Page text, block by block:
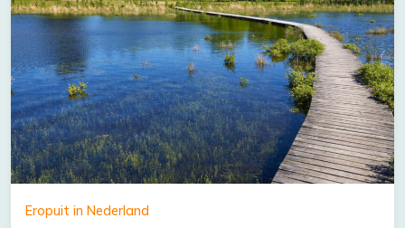
Eropuit in Nederland